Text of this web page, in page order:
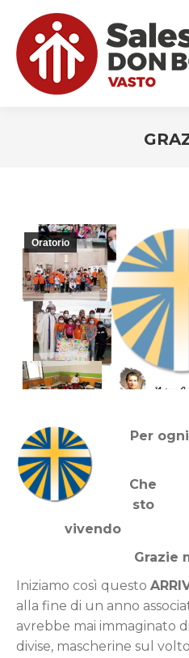
Oratorio
Per
Che
sto
vivendo
Grazie
Iniziamo così questo
alla fine di un anno
avrebbe mai immaginato di
divise, mascherine sul